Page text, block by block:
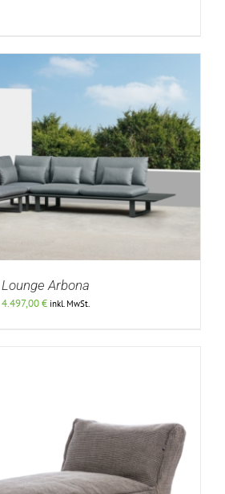
Lounge Arbona
4.497,00€ inkl. MwSt.